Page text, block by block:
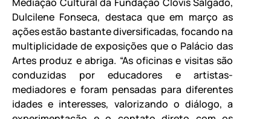
Dulcilene Fonseca, destaca que em março as
ações estão bastante diversificadas, focando na
multiplicidade de exposições que o Palácio das
Artes produz e abriga. “As oficinas e visitas são
conduzidas por educadores e artistas-
mediadores e foram pensadas para diferentes
idades e interesses, valorizando o diálogo, a